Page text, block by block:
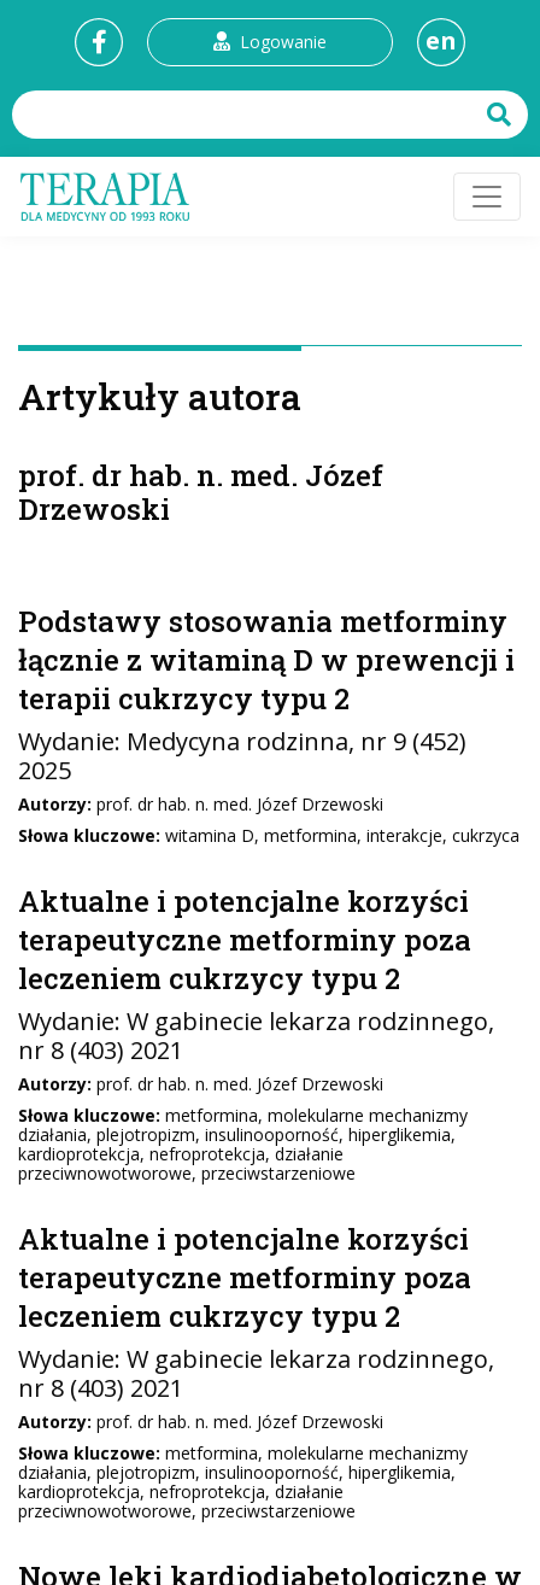
Logowanie en
Artykuły autora
prof. dr hab. n. med. Józef
Drzewoski
Podstawy stosowania metforminy
łącznie z witaminą D w prewencji i
terapii cukrzycy typu 2
Wydanie: Medycyna rodzinna, nr 9 (452)
2025
Autorzy: prof. dr hab. n. med. Józef Drzewoski
Słowa kluczowe: witamina D, metformina, interakcje, cukrzyca
Aktualne i potencjalne korzyści
terapeutyczne metforminy poza
leczeniem cukrzycy typu 2
Wydanie: W gabinecie lekarza rodzinnego,
nr 8 (403) 2021
Autorzy: prof. dr hab. n. med. Józef Drzewoski
Słowa kluczowe: metformina, molekularne mechanizmy
działania, plejotropizm, insulinooporność, hiperglikemia,
kardioprotekcja, nefroprotekcja, działanie
przeciwnowotworowe, przeciwstarzeniowe
Aktualne i potencjalne korzyści
terapeutyczne metforminy poza
leczeniem cukrzycy typu 2
Wydanie: W gabinecie lekarza rodzinnego,
nr 8 (403) 2021
Autorzy: prof. dr hab. n. med. Józef Drzewoski
Słowa kluczowe: metformina, molekularne mechanizmy
działania, plejotropizm, insulinooporność, hiperglikemia,
kardioprotekcja, nefroprotekcja, działanie
przeciwnowotworowe, przeciwstarzeniowe
Nowe leki kardiodiabetologiczne w